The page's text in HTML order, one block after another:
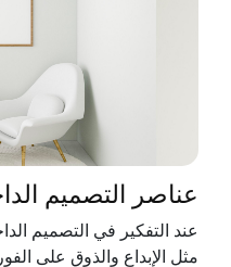
عناصر التصميم
عند التفكير في التصميم
مثل الإبداع والذوق على